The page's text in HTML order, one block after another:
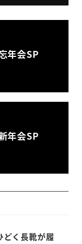
年会SP
年会SP
どく長靴が履